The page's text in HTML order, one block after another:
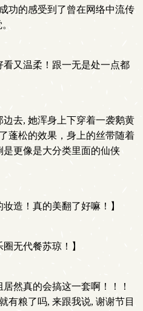
功的感受到了曾在网络中流传
又温柔！跟一无是处一点都
去, 她浑身上下穿着一袭鹅黄
蓬松的效果，身上的丝带随着
更像是大分类里面的仙侠
造！真的美翻了好嘛！】
无代餐苏琼！】
然真的会搞这一套啊！！！
有粮了吗, 来跟我说, 谢谢节目